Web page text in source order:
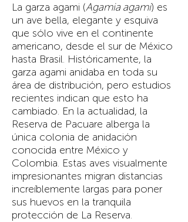
La garza agami (Agamia agami) es
un ave bella, elegante y esquiva
que sólo vive en el continente
americano, desde el sur de México
hasta Brasil. Históricamente, la
garza agami anidaba en toda su
área de distribución, pero estudios
recientes indican que esto ha
cambiado. En la actualidad, la
Reserva de Pacuare alberga la
única colonia de anidación
conocida entre México y
Colombia. Estas aves visualmente
impresionantes migran distancias
increíblemente largas para poner
sus huevos en la tranquila
protección de La Reserva.